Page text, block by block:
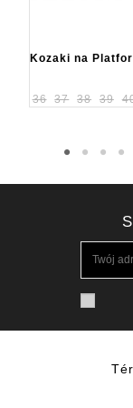
Kozaki na
36 37 38 39